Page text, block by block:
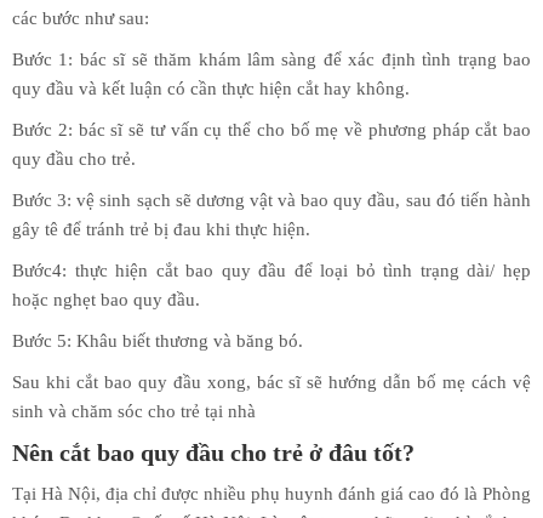
các bước như sau:
Bước 1: bác sĩ sẽ thăm khám lâm sàng để xác định tình trạng bao
quy đầu và kết luận có cần thực hiện cắt hay không.
Bước 2: bác sĩ sẽ tư vấn cụ thể cho bố mẹ về phương pháp cắt bao
quy đầu cho trẻ.
Bước 3: vệ sinh sạch sẽ dương vật và bao quy đầu, sau đó tiến hành
gây tê để tránh trẻ bị đau khi thực hiện.
Bước4: thực hiện cắt bao quy đầu để loại bỏ tình trạng dài/ hẹp
hoặc nghẹt bao quy đầu.
Bước 5: Khâu biết thương và băng bó.
Sau khi cắt bao quy đầu xong, bác sĩ sẽ hướng dẫn bố mẹ cách vệ
sinh và chăm sóc cho trẻ tại nhà
Nên cắt bao quy đầu cho trẻ ở đâu tốt?
Tại Hà Nội, địa chỉ được nhiều phụ huynh đánh giá cao đó là Phòng